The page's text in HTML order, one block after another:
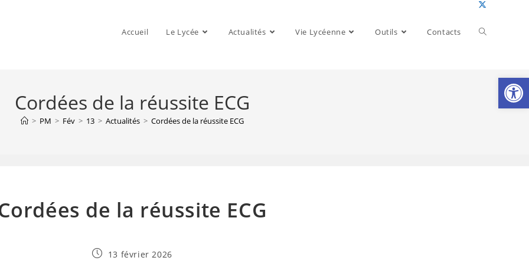
Accueil Le Lycée Actualités Vie Lycéenne Outils Contacts Toggle
website
Cordées de la réussite ECG
> PM > Fév > 13 > Actualités > Cordées de la réussite ECG
de la réussite ECG
Publication
13 février 2026